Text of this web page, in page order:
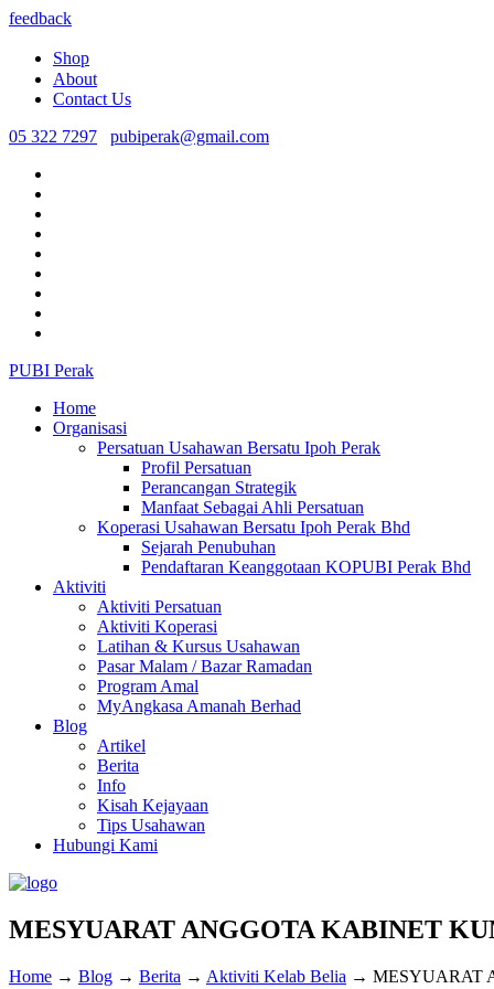
feedback
Shop
About
Contact Us
05 322 7297
pubiperak@gmail.com
PUBI Perak
Home
Organisasi
Persatuan Usahawan Bersatu Ipoh Perak
Profil Persatuan
Perancangan Strategik
Manfaat Sebagai Ahli Persatuan
Koperasi Usahawan Bersatu Ipoh Perak Bhd
Sejarah Penubuhan
Pendaftaran Keanggotaan KOPUBI Perak Bhd
Aktiviti
Aktiviti Persatuan
Aktiviti Koperasi
Latihan & Kursus Usahawan
Pasar Malam / Bazar Ramadan
Program Amal
MyAngkasa Amanah Berhad
Blog
Artikel
Berita
Info
Kisah Kejayaan
Tips Usahawan
Hubungi Kami
MESYUARAT ANGGOTA KABINET
Home → Blog → Berita → Aktiviti Kelab Belia → MESYUARAT